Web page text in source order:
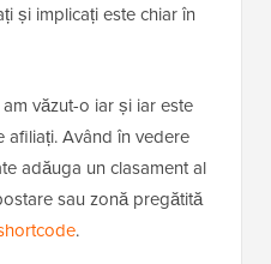
și implicați este chiar în
văzut-o iar și iar este
afiliați. Având în vedere
adăuga un clasament al
sau zonă pregătită
.